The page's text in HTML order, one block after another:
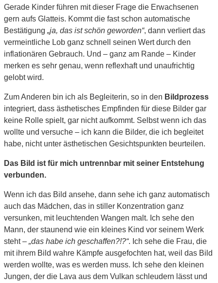
Gerade Kinder führen mit dieser Frage die Erwachsenen
gern aufs Glatteis. Kommt die fast schon automatische
Bestätigung „ja, das ist schön geworden“, dann verliert das
vermeintliche Lob ganz schnell seinen Wert durch den
inflationären Gebrauch. Und – ganz am Rande – Kinder
merken es sehr genau, wenn reflexhaft und unaufrichtig
gelobt wird.
Zum Anderen bin ich als Begleiterin, so in den Bildprozess
integriert, dass ästhetisches Empfinden für diese Bilder gar
keine Rolle spielt, gar nicht aufkommt. Selbst wenn ich das
wollte und versuche – ich kann die Bilder, die ich begleitet
habe, nicht unter ästhetischen Gesichtspunkten beurteilen.
Das Bild ist für mich untrennbar mit seiner Entstehung
verbunden.
Wenn ich das Bild ansehe, dann sehe ich ganz automatisch
auch das Mädchen, das in stiller Konzentration ganz
versunken, mit leuchtenden Wangen malt. Ich sehe den
Mann, der staunend wie ein kleines Kind vor seinem Werk
steht – „das habe ich geschaffen?!?“. Ich sehe die Frau, die
mit ihrem Bild wahre Kämpfe ausgefochten hat, weil das Bild
werden wollte, was es werden muss. Ich sehe den kleinen
Jungen, der die Lava aus dem Vulkan schleudern lässt und